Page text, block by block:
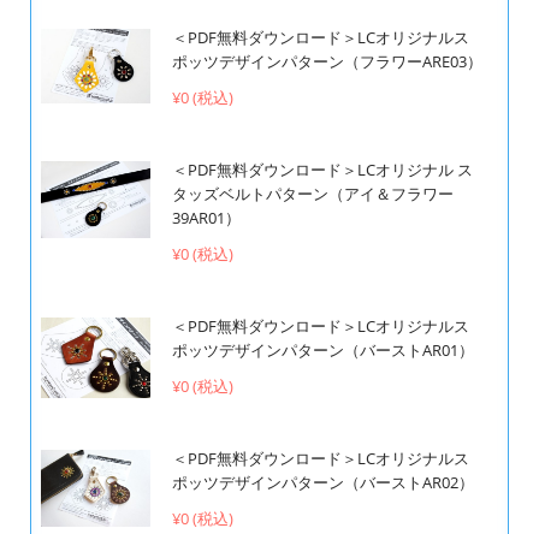
＜PDF無料ダウンロード＞LCオリジナルス
ポッツデザインパターン（フラワーARE03）
¥0 (税込)
＜PDF無料ダウンロード＞LCオリジナル ス
タッズベルトパターン（アイ＆フラワー
39AR01）
¥0 (税込)
＜PDF無料ダウンロード＞LCオリジナルス
ポッツデザインパターン（バーストAR01）
¥0 (税込)
＜PDF無料ダウンロード＞LCオリジナルス
ポッツデザインパターン（バーストAR02）
¥0 (税込)